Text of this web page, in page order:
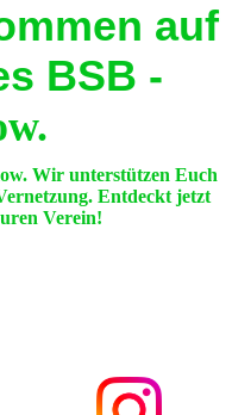
auf
BSB -
Wir unterstützen Euch
Entdeckt jetzt
Verein!